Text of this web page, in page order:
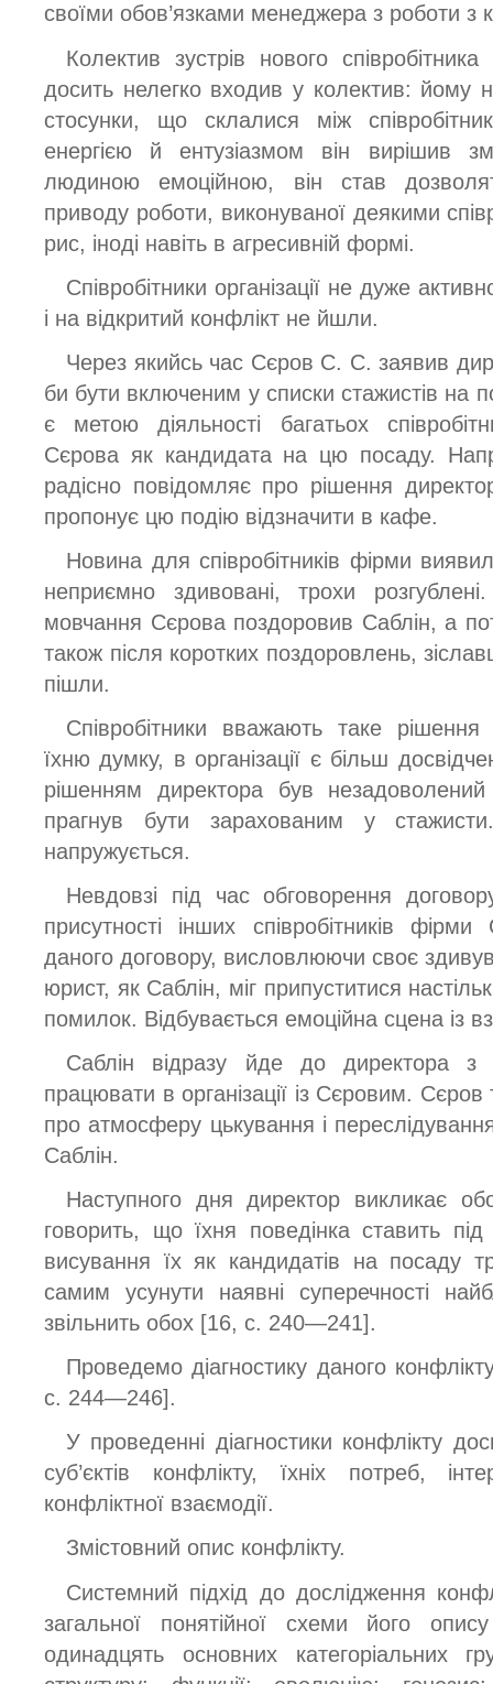
своїми обов’язками менеджера з роботи з
Колектив зустрів нового
досить нелегко входив у колектив: йому
стосунки, що склалися між
енергією й ентузіазмом він вирішив
людиною емоційною, він став
приводу роботи, виконуваної деякими
рис, іноді навіть в агресивній формі.
Співробітники організації не дуже
і на відкритий конфлікт не йшли.
Через якийсь час Сєров С. С. заявив
би бути включеним у списки стажистів на
є метою діяльності багатьох
Сєрова як кандидата на цю посаду.
радісно повідомляє про рішення
пропонує цю подію відзначити в кафе.
Новина для співробітників фірми
неприємно здивовані, трохи
мовчання Сєрова поздоровив Саблін, а
також після коротких поздоровлень,
пішли.
Співробітники вважають таке
їхню думку, в організації є більш
рішенням директора був
прагнув бути зарахованим у
напружується.
Невдовзі під час обговорення
присутності інших співробітників
даного договору, висловлюючи своє
юрист, як Саблін, міг припуститися
помилок. Відбувається емоційна сцена із
Саблін відразу йде до директора з
працювати в організації із Сєровим.
про атмосферу цькування і
Саблін.
Наступного дня директор викликає
говорить, що їхня поведінка ставить
висування їх як кандидатів на посаду
самим усунути наявні суперечності
звільнить обох [16, с. 240—241].
Проведемо діагностику даного
с. 244—246].
У проведенні діагностики конфлікту
суб’єктів конфлікту, їхніх потреб,
конфліктної взаємодії.
Змістовний опис конфлікту.
Системний підхід до дослідження
загальної понятійної схеми його
одинадцять основних категоріальних